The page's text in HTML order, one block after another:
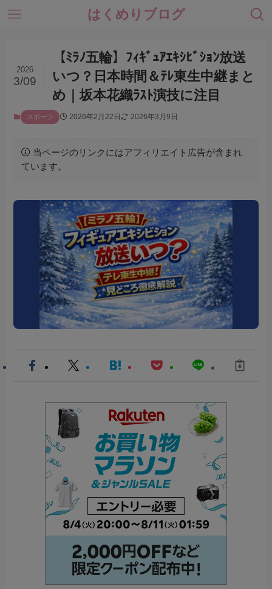
はくめりブログ
【ﾐﾗﾉ五輪】ﾌｨｷﾞｭｱｴｷｼﾋﾞｼｮﾝ放送
いつ？日本時間＆ﾃﾚ東生中継まと
め｜坂本花織ﾗｽﾄ演技に注目
2026
3/09
スポーツ 2026年2月22日 2026年3月9日
当ページのリンクにはアフィリエイト広告が含まれ
ています。